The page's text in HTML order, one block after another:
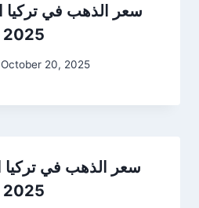
2025
October 20, 2025
2025